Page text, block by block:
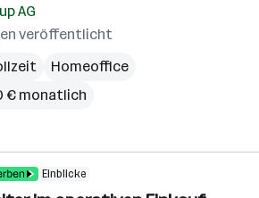
AG
veröffentlicht
Homeoffice
€ monatlich
Einblicke